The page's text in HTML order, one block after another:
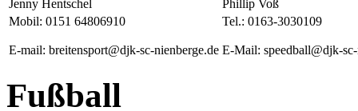
Jenny Hentschel
Phillip Voß
Mobil: 0151 64806910
E-mail: breitensport@djk-sc-nienberge.de
Tel.: 0163-3030109
E-Mail: speedball@djk-
Fußball